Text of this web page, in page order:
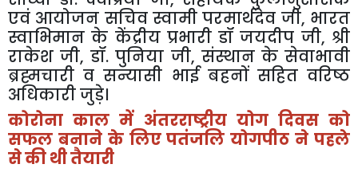
एवं आयोजन सचिव स्वामी परमार्थदेव जी, भारत
स्वाभिमान के केंद्रीय प्रभारी डॉ जयदीप जी,श्री
राकेश जी,डॉ.पुनिया जी, संस्थान के सेवाभावी
ब्रह्मचारी व सन्यासी भाई बहनों सहित वरिष्ठ
अधिकारीजुड़े।
कोरोना काल में अंतरराष्ट्रीय योग दिवस को
सफल बनाने के लिए पतंजलि योगपीठ ने पहले
सेकीथीतैयारी